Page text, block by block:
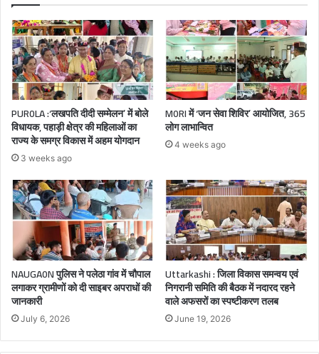
PUR0LA :‘लखपति दीदी सम्मेलन’ में बोले
विधायक, पहाड़ी क्षेत्र की महिलाओं का
राज्य के समग्र विकास में अहम योगदान
3 weeks ago
M0RI में ‘जन सेवा शिविर’ आयोजित, 365
लोग लाभान्वित
4 weeks ago
NAUGA0N पुलिस ने पलेठा गांव में चौपाल
लगाकर ग्रामीणों को दी साइबर अपराधों की
जानकारी
July 6, 2026
Uttarkashi : जिला विकास समन्वय एवं
निगरानी समिति की बैठक में नदारद रहने
वाले अफसरों का स्पष्टीकरण तलब
June 19, 2026